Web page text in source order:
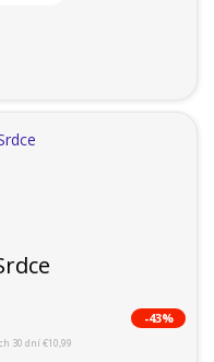
-43%
30 dní €10,99